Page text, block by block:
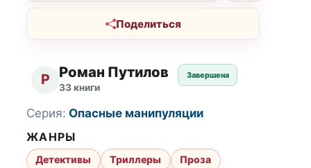
Поделиться
Р Роман Путилов
33 книги
Завершена
Серия: Опасные манипуляции
ЖАНРЫ
Детективы Триллеры
Проза